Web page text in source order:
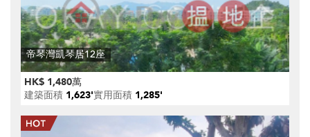
帝琴灣凱琴居12座
HK$ 1,480萬
建築面積 1,623'實用面積 1,285'